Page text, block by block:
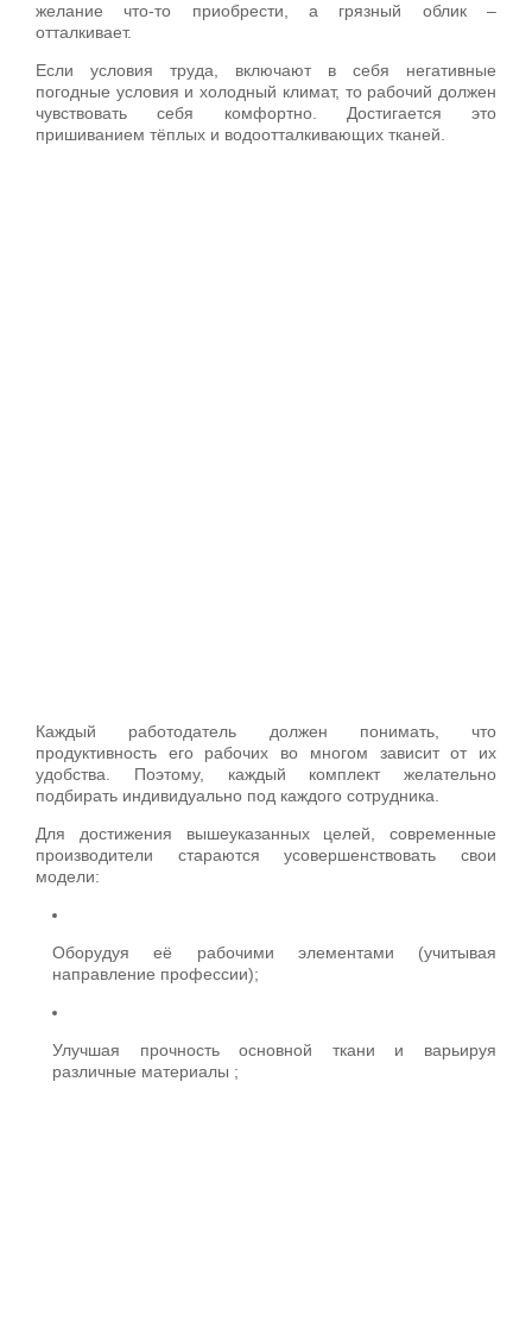
желание что-то приобрести, а грязный облик –
отталкивает.
Если условия труда, включают в себя негативные
погодные условия и холодный климат, то рабочий должен
чувствовать себя комфортно. Достигается это
пришиванием тёплых и водоотталкивающих тканей.
Каждый работодатель должен понимать, что
продуктивность его рабочих во многом зависит от их
удобства. Поэтому, каждый комплект желательно
подбирать индивидуально под каждого сотрудника.
Для достижения вышеуказанных целей, современные
производители стараются усовершенствовать свои
модели:
Оборудуя её рабочими элементами (учитывая
направление профессии);
Улучшая прочность основной ткани и варьируя
различные материалы ;